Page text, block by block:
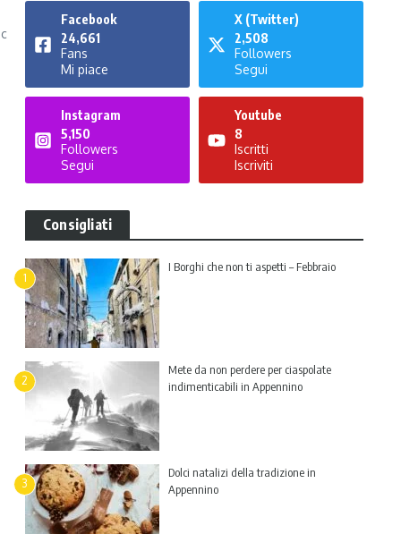
Facebook
24,661
Fans
Mi piace
X (Twitter)
2,508
Followers
Segui
Instagram
5,150
Followers
Segui
Youtube
8
Iscritti
Iscriviti
Consigliati
1
I Borghi che non ti aspetti – Febbraio
2
Mete da non perdere per ciaspolate
indimenticabili in Appennino
3
Dolci natalizi della tradizione in
Appennino